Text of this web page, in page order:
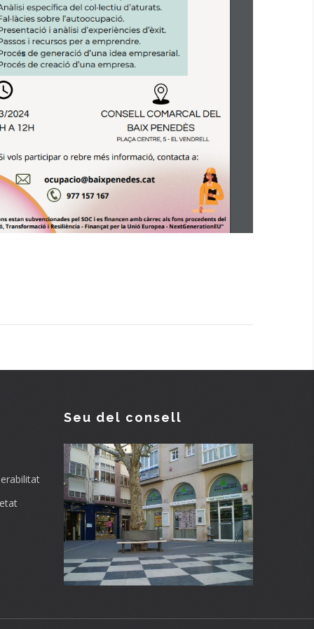
Seu del consell